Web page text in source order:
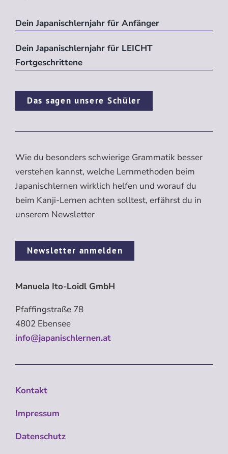
Dein Japanischlernjahr für Anfänger
Dein Japanischlernjahr für LEICHT
Fortgeschrittene
Das sagen unsere Schüler
Wie du besonders schwierige Grammatik besser
verstehen kannst, welche Lernmethoden beim
Japanischlernen wirklich helfen und worauf du
beim Kanji-Lernen achten solltest, erfährst du in
unserem Newsletter
Newsletter anmelden
Manuela Ito-Loidl GmbH
Pfaffingstraße 78
4802 Ebensee
info@japanischlernen.at
Kontakt
Impressum
Datenschutz